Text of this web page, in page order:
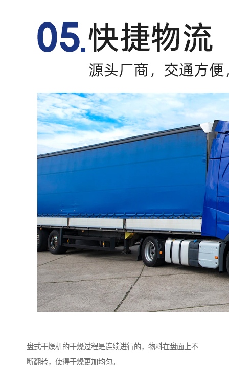
盘式干燥机的干燥过程是连续进行的，物料在盘面上不
断翻转，使得干燥更加均匀。